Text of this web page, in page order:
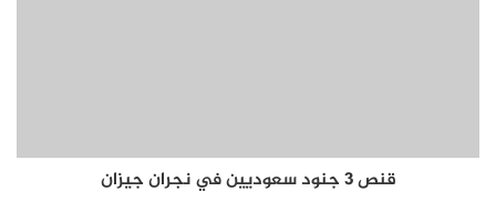
قنص 3 جنود سعوديين في نجران جيزان